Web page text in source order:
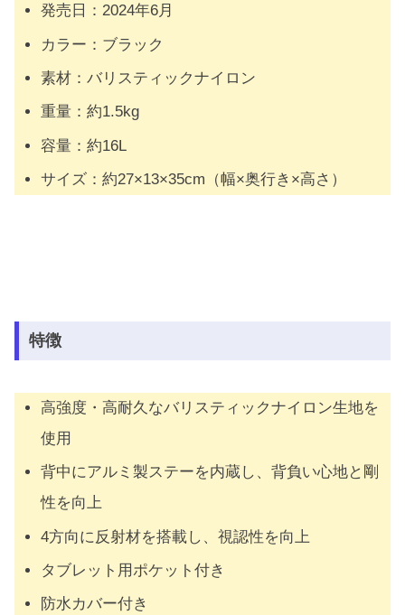
発売日：2024年6月
カラー：ブラック
素材：バリスティックナイロン
重量：約1.5kg
容量：約16L
サイズ：約27×13×35cm（幅×奥行き×高さ）
特徴
高強度・高耐久なバリスティックナイロン生地を
使用
背中にアルミ製ステーを内蔵し、背負い心地と剛
性を向上
4方向に反射材を搭載し、視認性を向上
タブレット用ポケット付き
防水カバー付き